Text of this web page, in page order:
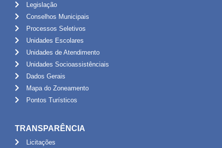
Legislação
Conselhos Municipais
Processos Seletivos
Unidades Escolares
Unidades de Atendimento
Unidades Socioassistênciais
Dados Gerais
Mapa do Zoneamento
Pontos Turísticos
TRANSPARÊNCIA
Licitações